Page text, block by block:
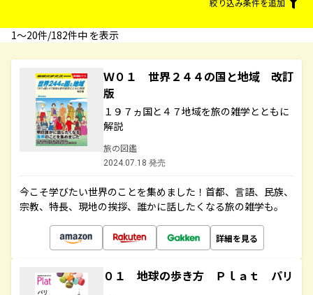
絞り込み条件を追加
1〜20件/182件中 を表示
Ｗ０１ 世界２４４の国と地域 改訂
版
１９７ヵ国と４７地域を旅の雑学とともに
解説
旅の図鑑
2024.07.18 発売
今こそ学びたい世界のことを集めました！首都、言語、民族、
宗教、特長、現地の挨拶、誰かに話したくなる旅の雑学も。
詳細を見る
０１ 地球の歩き方 Ｐｌａｔ パリ